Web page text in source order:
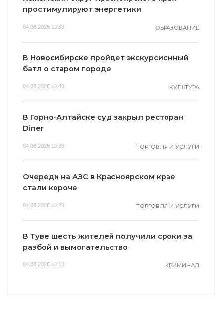
простимулируют энергетики
04.08.2026 10:50 ОБРАЗОВАНИЕ
В Новосибирске пройдет экскурсионный
батл о старом городе
04.08.2026 10:40 КУЛЬТУРА
В Горно-Алтайске суд закрыл ресторан
Diner
04.08.2026 10:30 ТОРГОВЛЯ И УСЛУГИ
Очереди на АЗС в Красноярском крае
стали короче
04.08.2026 10:20 ТОРГОВЛЯ И УСЛУГИ
В Туве шесть жителей получили сроки за
разбой и вымогательство
04.08.2026 10:10 КРИМИНАЛ